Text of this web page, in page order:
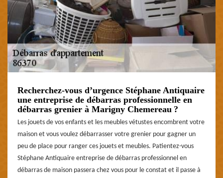
Recherchez-vous d’urgence Stéphane Antiquaire
une entreprise de débarras professionnelle en
débarras grenier à Marigny Chemereau ?
Les jouets de vos enfants et les meubles vétustes encombrent votre
maison et vous voulez débarrasser votre grenier pour gagner un
peu de place pour ranger ces jouets et meubles. Patientez-vous
Stéphane Antiquaire entreprise de débarras professionnel en
débarras de maison passera chez vous pour le constat et il passe à